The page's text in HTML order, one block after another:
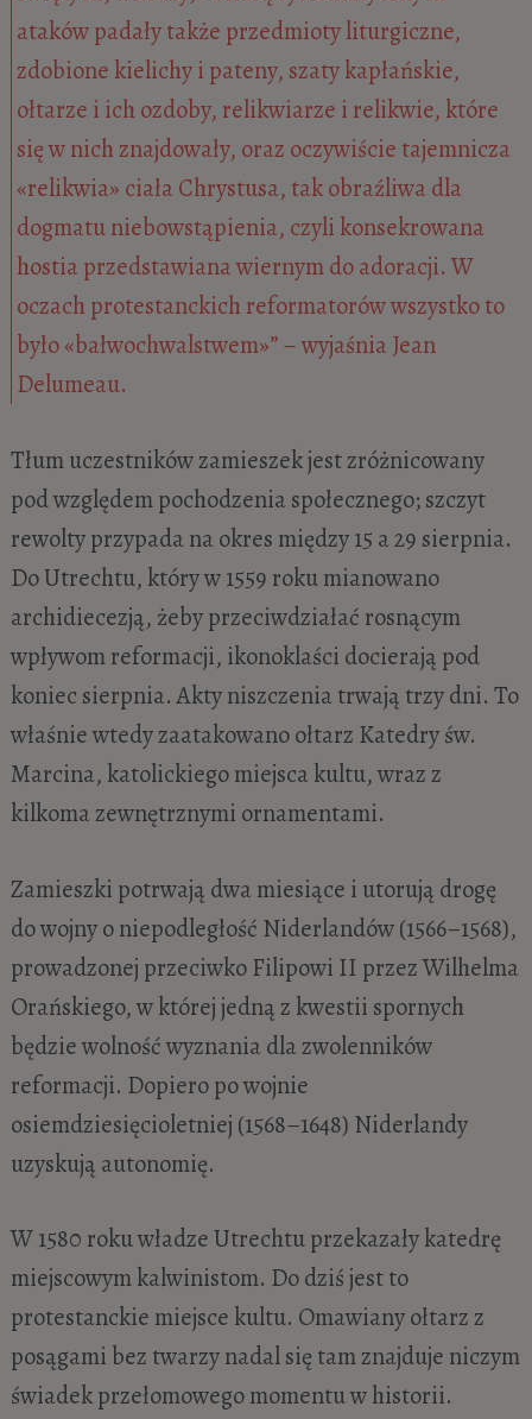
ataków padały także przedmioty liturgiczne,
zdobione kielichy i pateny, szaty kapłańskie,
ołtarze i ich ozdoby, relikwiarze i relikwie, które
się w nich znajdowały, oraz oczywiście tajemnicza
«relikwia» ciała Chrystusa, tak obraźliwa dla
dogmatu niebowstąpienia, czyli konsekrowana
hostia przedstawiana wiernym do adoracji. W
oczach protestanckich reformatorów wszystko to
było «bałwochwalstwem»” – wyjaśnia Jean
Delumeau.
Tłum uczestników zamieszek jest zróżnicowany
pod względem pochodzenia społecznego; szczyt
rewolty przypada na okres między 15 a 29 sierpnia.
Do Utrechtu, który w 1559 roku mianowano
archidiecezją, żeby przeciwdziałać rosnącym
wpływom reformacji, ikonoklaści docierają pod
koniec sierpnia. Akty niszczenia trwają trzy dni. To
właśnie wtedy zaatakowano ołtarz Katedry św.
Marcina, katolickiego miejsca kultu, wraz z
kilkoma zewnętrznymi ornamentami.
Zamieszki potrwają dwa miesiące i utorują drogę
do wojny o niepodległość Niderlandów (1566–1568),
prowadzonej przeciwko Filipowi II przez Wilhelma
Orańskiego, w której jedną z kwestii spornych
będzie wolność wyznania dla zwolenników
reformacji. Dopiero po wojnie
osiemdziesięcioletniej (1568–1648) Niderlandy
uzyskują autonomię.
W 1580 roku władze Utrechtu przekazały katedrę
miejscowym kalwinistom. Do dziś jest to
protestanckie miejsce kultu. Omawiany ołtarz z
posągami bez twarzy nadal się tam znajduje niczym
świadek przełomowego momentu w historii.